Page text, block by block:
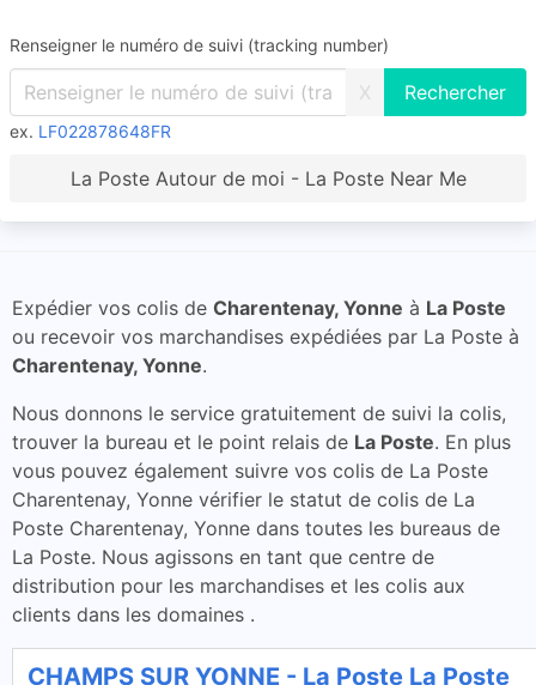
Renseigner le numéro de suivi (tracking number)
X
ex. LF022878648FR
La Poste Autour de moi - La Poste Near Me
Expédier vos colis de Charentenay, Yonne à La Poste
ou recevoir vos marchandises expédiées par La Poste à
Charentenay, Yonne.
Nous donnons le service gratuitement de suivi la colis,
trouver la bureau et le point relais de La Poste. En plus
vous pouvez également suivre vos colis de La Poste
Charentenay, Yonne vérifier le statut de colis de La
Poste Charentenay, Yonne dans toutes les bureaus de
La Poste. Nous agissons en tant que centre de
distribution pour les marchandises et les colis aux
clients dans les domaines .
CHAMPS SUR YONNE - La Poste La Poste